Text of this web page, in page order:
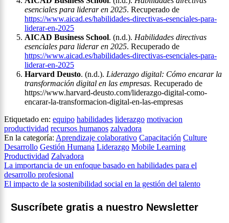
esenciales para liderar en 2025. Recuperado de
https://www.aicad.es/habilidades-directivas-esenciales-para-
liderar-en-2025
AICAD Business School. (n.d.). Habilidades directivas
esenciales para liderar en 2025. Recuperado de
https://www.aicad.es/habilidades-directivas-esenciales-para-
liderar-en-2025
Harvard Deusto. (n.d.). Liderazgo digital: Cómo encarar la
transformación digital en las empresas. Recuperado de
https://www.harvard-deusto.com/liderazgo-digital-como-
encarar-la-transformacion-digital-en-las-empresas
Etiquetado en: equipo habilidades liderazgo motivacion
productividad recursos humanos zalvadora
En la categoría: Aprendizaje colaborativo Capacitación Culture
Desarrollo Gestión Humana Liderazgo Mobile Learning
Productividad Zalvadora
Navegación
de
La importancia de un enfoque basado en habilidades para el
desarrollo profesional
El impacto de la sostenibilidad social en la gestión del talento
Suscríbete gratis a nuestro Newsletter